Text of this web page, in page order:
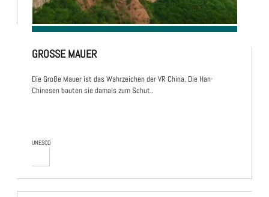
UNESCO
GROSSE MAUER
Die Große Mauer ist das Wahrzeichen der VR China. Die Han-
Chinesen bauten sie damals zum Schut..